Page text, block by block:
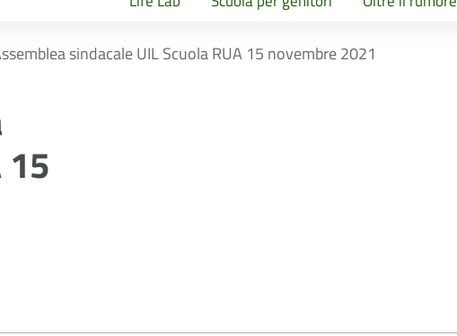
sindacale UIL Scuola RUA 15 novembre 2021
15